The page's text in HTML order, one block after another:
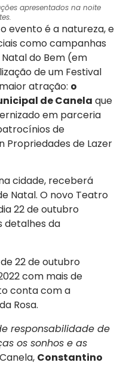
apresentados na noite
evento é a natureza, e
como campanhas
do Bem (em
de um Festival
atração: o
de Canela que
em parceria
de
Propriedades de Lazer
cidade, receberá
Natal. O novo Teatro
22 de outubro
detalhes da
22 de outubro
com mais de
conta com a
Rosa.
responsabilidade de
os sonhos e as
Constantino